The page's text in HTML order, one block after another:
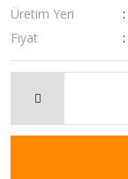
Üretim Yeri
Fiyat